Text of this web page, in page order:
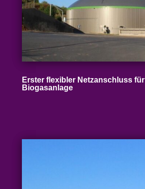
Erster flexibler Netz­an­schluss für
Biogasanlage